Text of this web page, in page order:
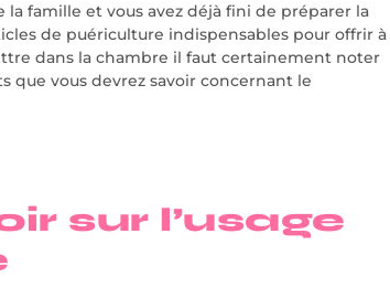
la famille et vous avez déjà fini de préparer la
de puériculture indispensables pour offrir à
dans la chambre il faut certainement noter
que vous devrez savoir concernant le
sur l’usage